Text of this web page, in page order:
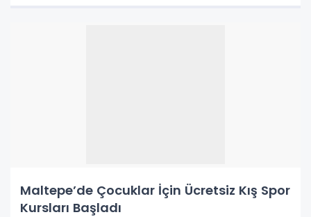
Maltepe’de Çocuklar İçin Ücretsiz Kış Spor
Kursları Başladı